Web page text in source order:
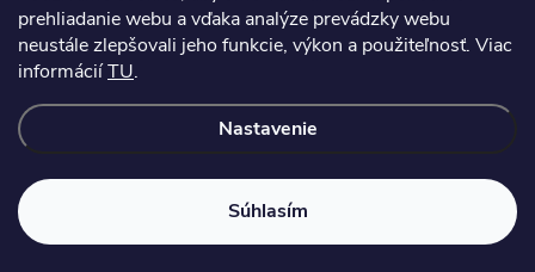
prehliadanie webu a vďaka analýze prevádzky webu
neustále zlepšovali jeho funkcie, výkon a použiteľnosť. Viac
informáciíTU.
Nastavenie
Súhlasím
Vytvoril Shoptet
Copyright 2026
★★★★★88 %
VISA Pay Pay